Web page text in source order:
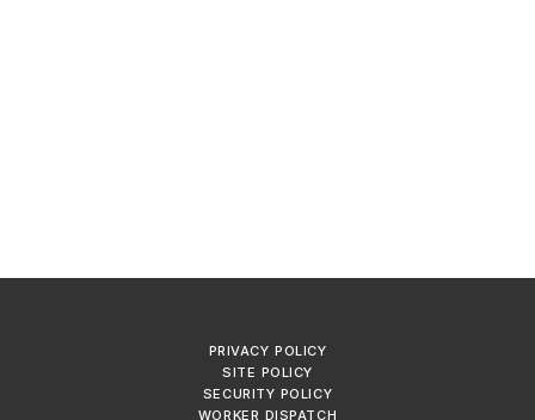
PRIVACY POLICY
SITE POLICY
SECURITY POLICY
WORKER DISPATCH